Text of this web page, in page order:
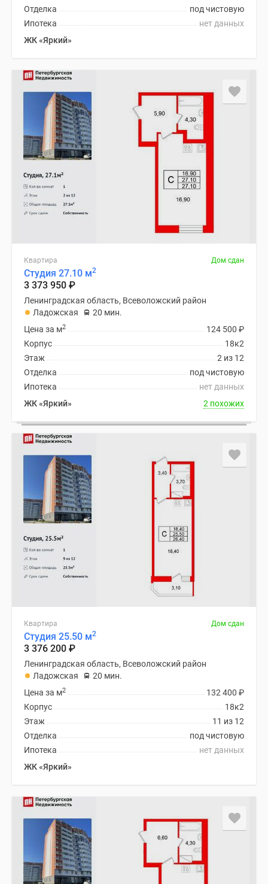
под чистовую
Отделка
нет данных
Ипотека
ЖК «Яркий»
Квартира Дом сдан
Студия 27.10 м2
3 373 950 ₽
Ленинградская область, Всеволожский район
Ладожская
20 мин.
124 500 ₽
Цена за м2
18к2
Корпус
2 из 12
Этаж
под чистовую
Отделка
нет данных
Ипотека
ЖК «Яркий»
2 похожих
Квартира Дом сдан
Студия 25.50 м2
3 376 200 ₽
Ленинградская область, Всеволожский район
Ладожская
20 мин.
132 400 ₽
Цена за м2
18к2
Корпус
11 из 12
Этаж
под чистовую
Отделка
нет данных
Ипотека
ЖК «Яркий»